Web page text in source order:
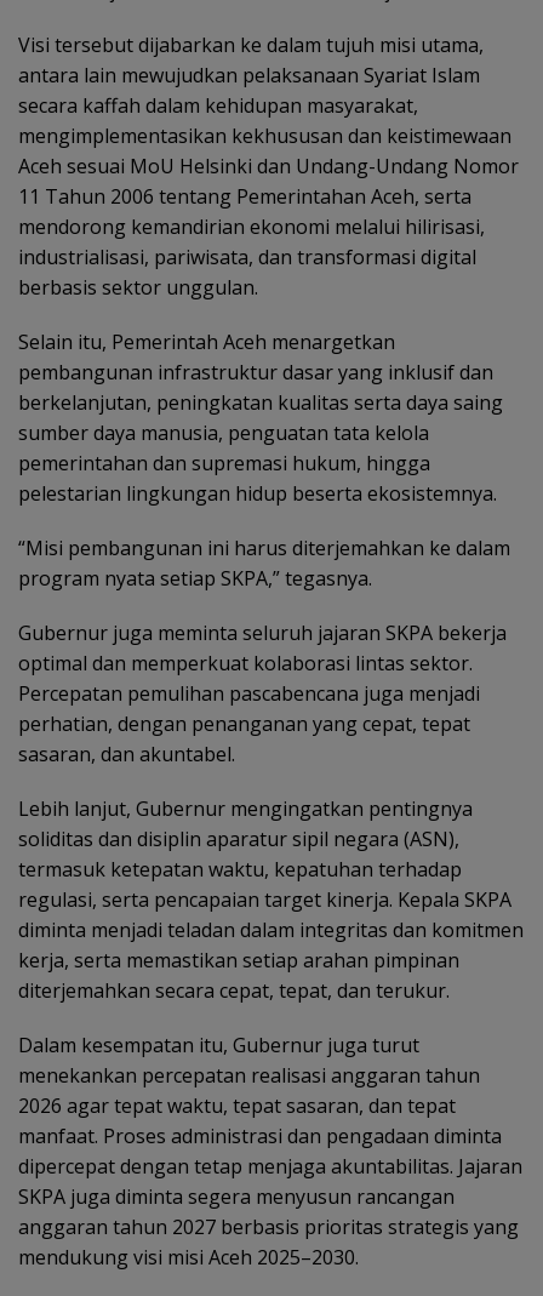
Visi tersebut dijabarkan ke dalam tujuh misi utama,
antara lain mewujudkan pelaksanaan Syariat Islam
secara kaffah dalam kehidupan masyarakat,
mengimplementasikan kekhususan dan keistimewaan
Aceh sesuai MoU Helsinki dan Undang-Undang Nomor
11 Tahun 2006 tentang Pemerintahan Aceh, serta
mendorong kemandirian ekonomi melalui hilirisasi,
industrialisasi, pariwisata, dan transformasi digital
berbasis sektor unggulan.
Selain itu, Pemerintah Aceh menargetkan
pembangunan infrastruktur dasar yang inklusif dan
berkelanjutan, peningkatan kualitas serta daya saing
sumber daya manusia, penguatan tata kelola
pemerintahan dan supremasi hukum, hingga
pelestarian lingkungan hidup beserta ekosistemnya.
“Misi pembangunan ini harus diterjemahkan ke dalam
program nyata setiap SKPA,” tegasnya.
Gubernur juga meminta seluruh jajaran SKPA bekerja
optimal dan memperkuat kolaborasi lintas sektor.
Percepatan pemulihan pascabencana juga menjadi
perhatian, dengan penanganan yang cepat, tepat
sasaran, dan akuntabel.
Lebih lanjut, Gubernur mengingatkan pentingnya
soliditas dan disiplin aparatur sipil negara (ASN),
termasuk ketepatan waktu, kepatuhan terhadap
regulasi, serta pencapaian target kinerja. Kepala SKPA
diminta menjadi teladan dalam integritas dan komitmen
kerja, serta memastikan setiap arahan pimpinan
diterjemahkan secara cepat, tepat, dan terukur.
Dalam kesempatan itu, Gubernur juga turut
menekankan percepatan realisasi anggaran tahun
2026 agar tepat waktu, tepat sasaran, dan tepat
manfaat. Proses administrasi dan pengadaan diminta
dipercepat dengan tetap menjaga akuntabilitas. Jajaran
SKPA juga diminta segera menyusun rancangan
anggaran tahun 2027 berbasis prioritas strategis yang
mendukung visi misi Aceh 2025–2030.